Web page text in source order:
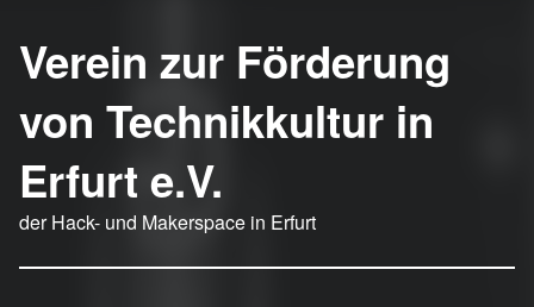
Verein zur Förderung
von Technikkultur in
Erfurt e.V.
der Hack- und Makerspace in Erfurt